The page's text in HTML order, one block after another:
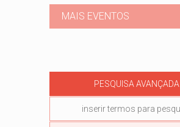
MAIS EVENTOS
PESQUISA AVANÇADA